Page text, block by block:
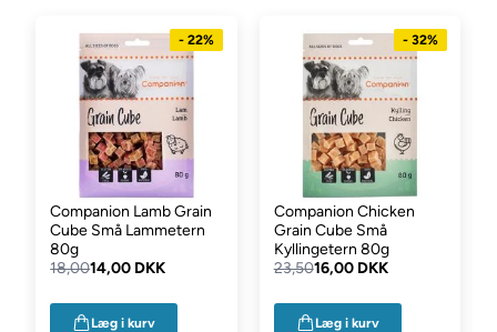
Indhold: Kylling 73,8%, grøntsagsprotein 9%, blåbær 3%,
grøntsagsglycerin 2%, kartoffelstivelse 10%, sorbitol 2%, salt
- 22%
Companion Lamb Grain
Cube Små Lammetern
80g
18,0014,00 DKK
Læg i kurv
- 32%
Companion Chicken
Grain Cube Små
Kyllingetern 80g
23,5016,00 DKK
Læg i kurv